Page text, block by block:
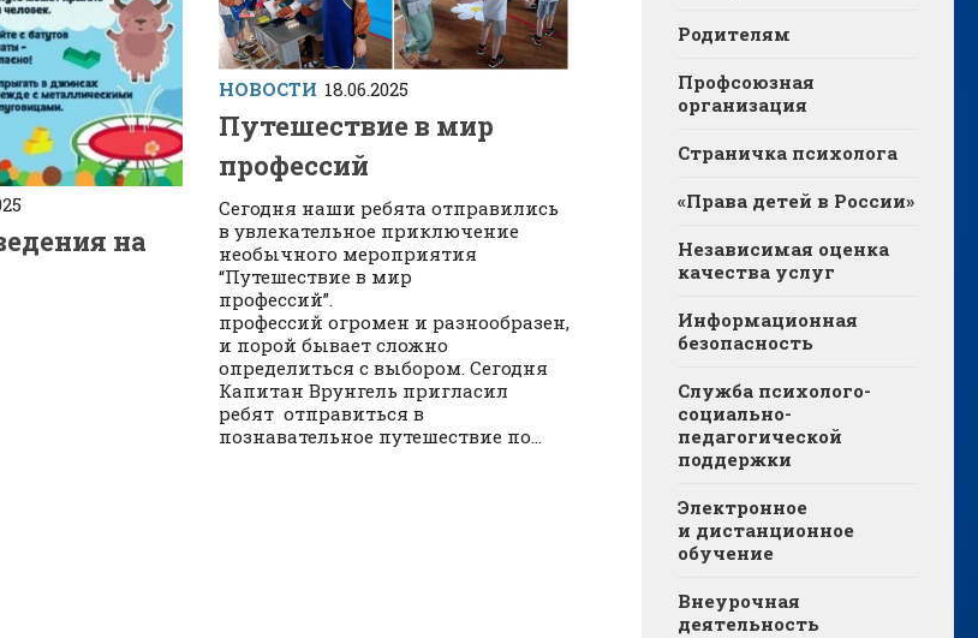
на
НОВОСТИ 18.06.2025
Путешествие в мир
профессий
Сегодня наши ребята отправились
в увлекательное приключение
необычного мероприятия
“Путешествие в мир
профессий”. Мир
профессий огромен и разнообразен,
и порой бывает сложно
определиться с выбором. Сегодня
Капитан Врунгель пригласил
ребят отправиться в
познавательное путешествие по...
Родителям
Профсоюзная
организация
Страничка психолога
«Права детей в России»
Независимая оценка
качества услуг
Информационная
безопасность
Служба психолого-
социально-
педагогической
поддержки
Электронное
и дистанционное
обучение
Внеурочная
деятельность